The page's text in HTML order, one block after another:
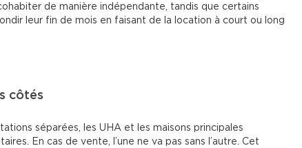
de manière indépendante, tandis que certains
leur fin de mois en faisant de la location à court ou long
côtés
séparées, les UHA et les maisons principales
En cas de vente, l’une ne va pas sans l’autre. Cet